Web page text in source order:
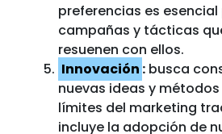
preferencias es
campañas y tácticas
resuenen con ellos.
Innovación :busca
nuevas ideas y
límites del marketing
incluye la adopción de